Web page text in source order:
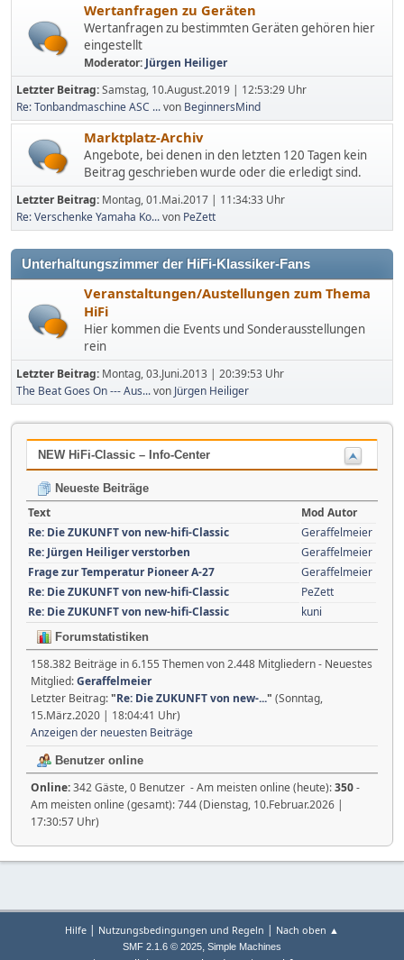
Wertanfragen zu Geräten
Wertanfragen zu bestimmten Geräten gehören hier
eingestellt
Moderator: Jürgen Heiliger
Letzter Beitrag:Samstag, 10.August.2019 | 12:53:29 Uhr
Re: Tonbandmaschine ASC ...von BeginnersMind
Marktplatz-Archiv
Angebote, bei denen in den letzten 120 Tagen kein
Beitrag geschrieben wurde oder die erledigt sind.
Letzter Beitrag: Montag, 01.Mai.2017 | 11:34:33 Uhr
Re: Verschenke Yamaha Ko...von PeZett
Unterhaltungszimmer der HiFi-Klassiker-Fans
Veranstaltungen/Austellungen zum Thema
HiFi
Hier kommen die Events und Sonderausstellungen
rein
Letzter Beitrag: Montag, 03.Juni.2013 | 20:39:53 Uhr
The Beat Goes On --- Aus...von Jürgen Heiliger
NEW HiFi-Classic – Info-Center
Neueste Beiträge
Text
Mod Autor
Re: Die ZUKUNFT von new-hifi-Classic
Geraffelmeier
Re: Jürgen Heiliger verstorben
Geraffelmeier
Frage zur Temperatur Pioneer A-27
Geraffelmeier
Re: Die ZUKUNFT von new-hifi-Classic
PeZett
Re: Die ZUKUNFT von new-hifi-Classic
kuni
Forumstatistiken
158.382 Beiträge in 6.155 Themen von 2.448 Mitgliedern - Neuestes
Mitglied:Geraffelmeier
Letzter Beitrag:"Re: Die ZUKUNFT von new-..." (Sonntag,
15.März.2020 | 18:04:41 Uhr)
Anzeigen der neuesten Beiträge
Benutzer online
Online:342 Gäste, 0 Benutzer - Am meisten online (heute):350-
Am meisten online (gesamt): 744 (Dienstag, 10.Februar.2026 |
17:30:57 Uhr)
Hilfe | Nutzungsbedingungen und Regeln | Nach oben ▲
SMF 2.1.6 © 2025, Simple Machines